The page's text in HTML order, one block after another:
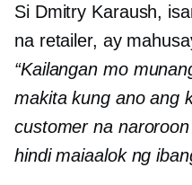
Si Dmitry Karaush,
na retailer, ay
“Kailangan mo
makita kung ano ang
customer na
hindi maiaalok ng